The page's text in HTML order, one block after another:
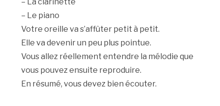
– Le piano
Votre oreille va s’affûter petit à petit.
Elle va devenir un peu plus pointue.
Vous allez réellement entendre la mélodie que
vous pouvez ensuite reproduire.
En résumé, vous devez bien écouter.